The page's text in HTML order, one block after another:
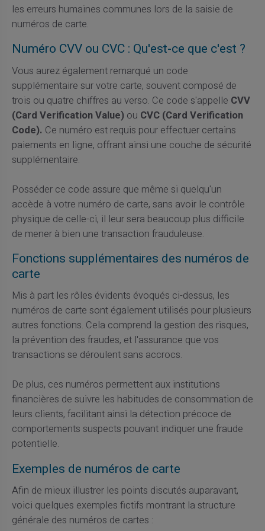
les erreurs humaines communes lors de la saisie de
numéros de carte.
Numéro CVV ou CVC : Qu'est-ce que c'est ?
Vous aurez également remarqué un code
supplémentaire sur votre carte, souvent composé de
trois ou quatre chiffres au verso. Ce code s'appelle CVV
(Card Verification Value)ou CVC (Card Verification
Code). Ce numéro est requis pour effectuer certains
paiements en ligne, offrant ainsi une couche de sécurité
supplémentaire.
Posséder ce code assure que même si quelqu'un
accède à votre numéro de carte, sans avoir le contrôle
physique de celle-ci, il leur sera beaucoup plus difficile
de mener à bien une transaction frauduleuse.
Fonctions supplémentaires des numéros de
carte
Mis à part les rôles évidents évoqués ci-dessus, les
numéros de carte sont également utilisés pour plusieurs
autres fonctions. Cela comprend la gestion des risques,
la prévention des fraudes, et l'assurance que vos
transactions se déroulent sans accrocs.
De plus, ces numéros permettent aux institutions
financières de suivre les habitudes de consommation de
leurs clients, facilitant ainsi la détection précoce de
comportements suspects pouvant indiquer une fraude
potentielle.
Exemples de numéros de carte
Afin de mieux illustrer les points discutés auparavant,
voici quelques exemples fictifs montrant la structure
générale des numéros de cartes :